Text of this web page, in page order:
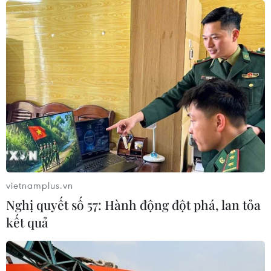
toán
07/08/2026 06:21
Thanh Hóa công khai danh sách gần
880 đơn vị chậm đóng bảo hiểm
07/08/2026 01:49
Mỹ áp thuế 15% đối với nguyên liệu
quan trọng để sản xuất chip
07/08/2026 00:56
Đảng Cộng hòa đề xuất dự luật trao
thêm thẩm quyền thuế quan cho ông
vietnamplus.vn
Nghị quyết số 57: Hành động đột phá, lan tỏa
kết quả